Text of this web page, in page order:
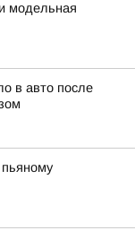
модельная
в авто после